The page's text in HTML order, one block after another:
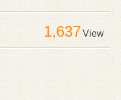
1,637View